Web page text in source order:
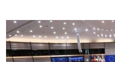
Empresa en
Requiere:
LOGÍSTICA